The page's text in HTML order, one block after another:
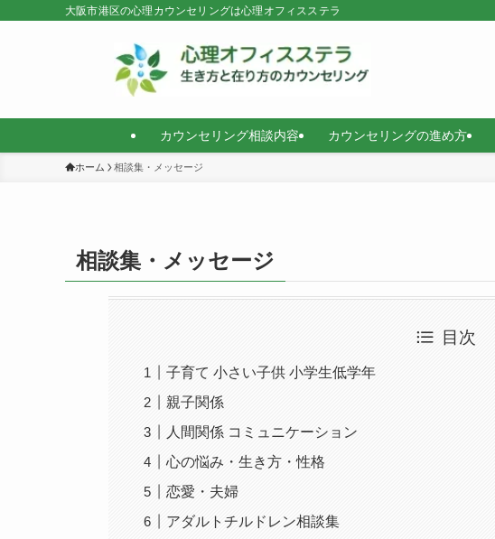
大阪市港区の心理カウンセリングは心理オフィスステラ
カウンセリング相談内容 カウンセリングの進め方
ホーム 相談集・メッセージ
相談集・メッセージ
目次
子育て 小さい子供 小学生低学年
親子関係
人間関係 コミュニケーション
心の悩み・生き方・性格
恋愛・夫婦
アダルトチルドレン相談集